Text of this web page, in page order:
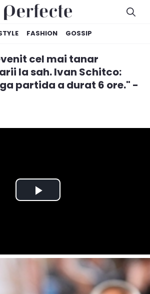
FASHION GOSSIP
cel mai tanar
la sah. Ivan Schitco:
partida a durat 6 ore." -